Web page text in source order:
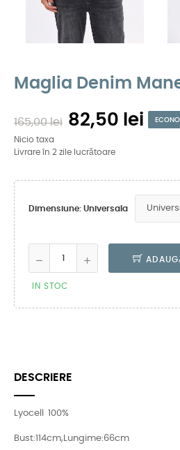
Maglia Denim
165,00 lei 82,50 lei
Nicio taxa
Livrare în 2 zile lucrătoare
Dimensiune: Universala
IN STOC
DESCRIERE
Lyocell 100%
Bust:114cm,Lungime:66cm